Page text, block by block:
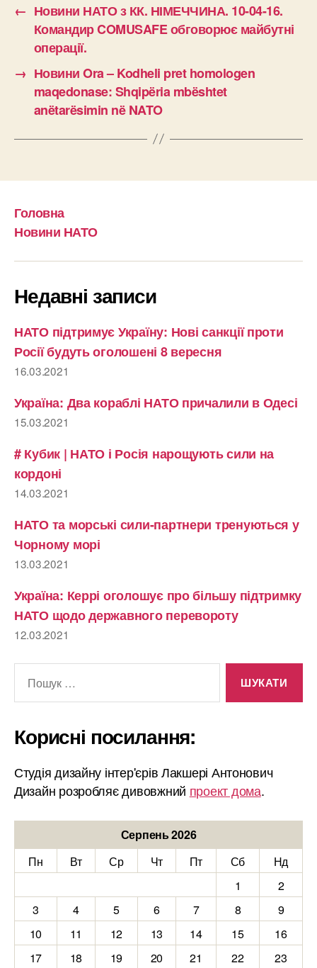
← Новини НАТО з КК. НІМЕЧЧИНА. 10-04-16.
Командир COMUSAFE обговорює майбутні
операції.
→ Новини Ora – Kodheli pret homologen
maqedonase: Shqipëria mbështet
anëtarësimin në NATO
Головна
Новини НАТО
Недавні записи
НАТО підтримує Україну: Нові санкції проти
Росії будуть оголошені 8 вересня
16.03.2021
Україна: Два кораблі НАТО причалили в Одесі
15.03.2021
# Кубик | НАТО і Росія нарощують сили на
кордоні
14.03.2021
НАТО та морські сили-партнери тренуються у
Чорному морі
13.03.2021
Україна: Керрі оголошує про більшу підтримку
НАТО щодо державного перевороту
12.03.2021
Корисні посилання:
Студія дизайну інтер'єрів Лакшері Антонович
Дизайн розробляє дивовжний проект дома.
Серпень 2026
Пн
Вт Ср Чт Пт Сб
Нд
1
2
3
4 5 6 7 8
9
10
11 12 13 14 15
16
17
18 19 20 21 22 23